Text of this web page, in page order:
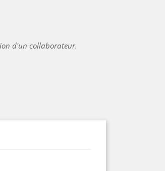
d'un collaborateur.